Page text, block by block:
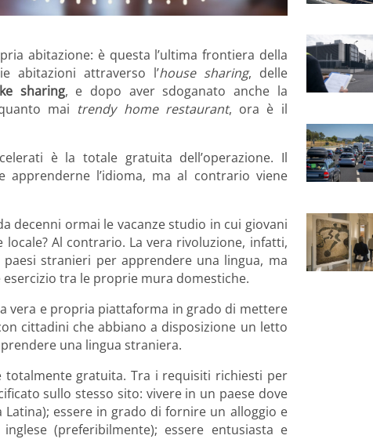
abitazione: è questa l’ultima frontiera della
abitazioni attraverso l’house sharing, delle
sharing, e dopo aver sdoganato anche la
mai trendy home restaurant, ora è il
è la totale gratuita dell’operazione. Il
l’idioma, ma al contrario viene
decenni ormai le vacanze studio in cui giovani
Al contrario. La vera rivoluzione, infatti,
stranieri per apprendere una lingua, ma
tra le proprie mura domestiche.
vera e propria piattaforma in grado di mettere
cittadini che abbiano a disposizione un letto
una lingua straniera.
totalmente gratuita. Tra i requisiti richiesti per
sullo stesso sito: vivere in un paese dove
Latina); essere in grado di fornire un alloggio e
(preferibilmente); essere entusiasta e